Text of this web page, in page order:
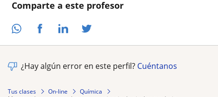
Comparte a este profesor
¿Hay algún error en este perfil? Cuéntanos
Tus clases On-line
Química